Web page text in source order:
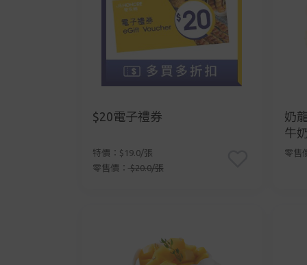
$20電子禮券
特價：$19.0/張
零售價： $20.0/張
奶
牛
零售